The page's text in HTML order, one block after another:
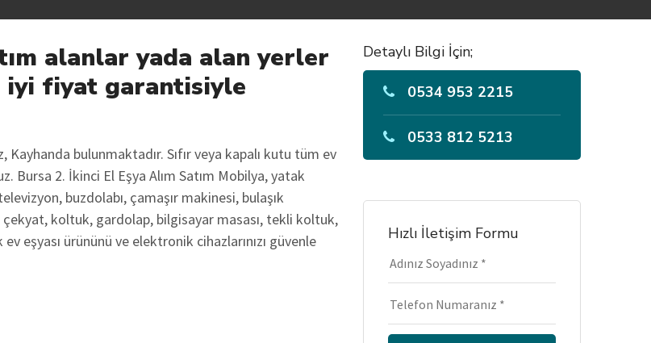
alanlar yada alan yerler
iyi fiyat garantisiyle
bulunmaktadır. Sıfır veya kapalı kutu tüm ev
Bursa 2. İkinci El Eşya Alım Satım Mobilya, yatak
buzdolabı, çamaşır makinesi, bulaşık
çekyat, koltuk, gardolap, bilgisayar masası, tekli koltuk,
eşyası ürününü ve elektronik cihazlarınızı güvenle
Detaylı Bilgi İçin;
0534 953 2215
0533 812 5213
Hızlı İletişim Formu